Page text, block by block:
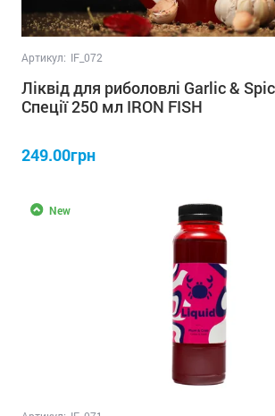
Артикул: IF_072
Ліквід для риболовлі Garlic &
Спеції 250 мл IRON FISH
249.00грн
New